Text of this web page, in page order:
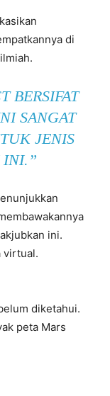
di
BERSIFAT
SANGAT
JENIS
INI.”
ini.
virtual.
diketahui.
peta Mars